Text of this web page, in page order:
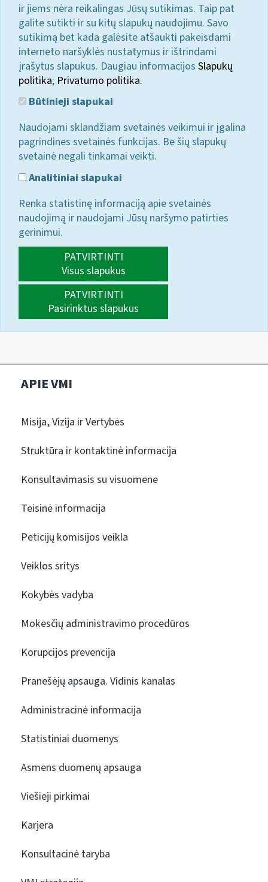
ir jiems nėra reikalingas Jūsų sutikimas. Taip pat
galite sutikti ir su kitų slapukų naudojimu. Savo
sutikimą bet kada galėsite atšaukti pakeisdami
interneto naršyklės nustatymus ir ištrindami
įrašytus slapukus. Daugiau informacijos Slapukų
politika; Privatumo politika.
Būtinieji slapukai
Naudojami sklandžiam svetainės veikimui ir įgalina
pagrindines svetainės funkcijas. Be šių slapukų
svetainė negali tinkamai veikti.
Analitiniai slapukai
Renka statistinę informaciją apie svetainės
naudojimą ir naudojami Jūsų naršymo patirties
gerinimui.
PATVIRTINTI
Visus slapukus
PATVIRTINTI
Pasirinktus slapukus
APIE VMI
Misija, Vizija ir Vertybės
Struktūra ir kontaktinė informacija
Konsultavimasis su visuomene
Teisinė informacija
Peticijų komisijos veikla
Veiklos sritys
Kokybės vadyba
Mokesčių administravimo procedūros
Korupcijos prevencija
Pranešėjų apsauga. Vidinis kanalas
Administracinė informacija
Statistiniai duomenys
Asmens duomenų apsauga
Viešieji pirkimai
Karjera
Konsultacinė taryba